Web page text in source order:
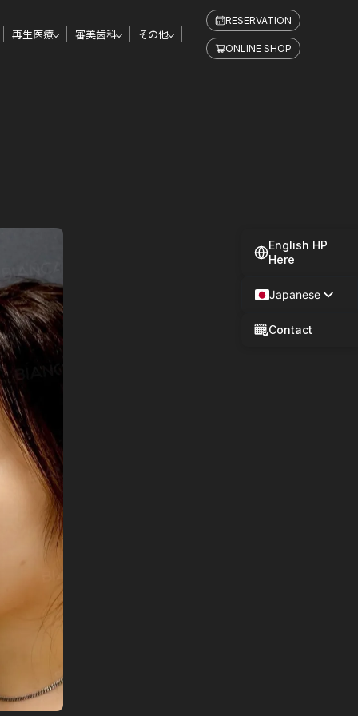
再生医療 審美歯科 その他
RESERVATION
ONLINE SHOP
English HP
Here
Japanese
Contact